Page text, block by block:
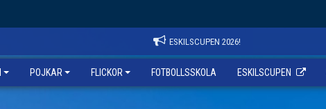
ESKILSCUPEN 2026!
POJKAR FLICKOR FOTBOLLSSKOLA ESKILSCUPEN